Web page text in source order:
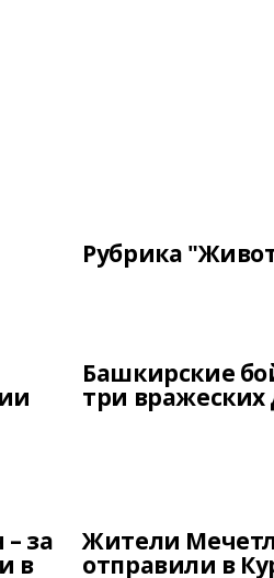
Рубрика
Башкирские
три вражеских
за
в
Жители
отправили в